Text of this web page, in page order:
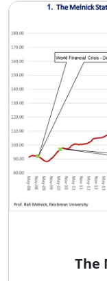
The